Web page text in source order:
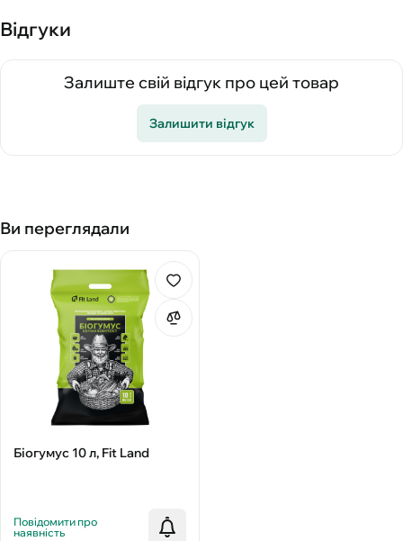
Відгуки
Залиште свій відгук про цей товар
Залишити відгук
Ви переглядали
Біогумус 10 л, Fit Land
Повідомити про
наявність